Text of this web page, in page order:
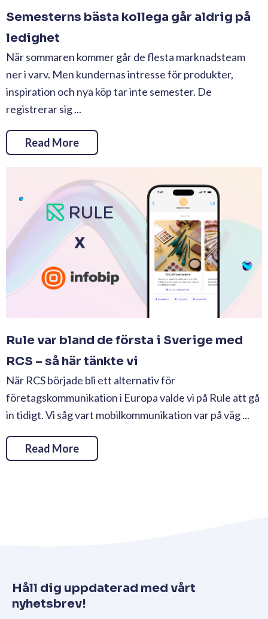
Semesterns bästa kollega går aldrig på
ledighet
När sommaren kommer går de flesta marknadsteam
ner i varv. Men kundernas intresse för produkter,
inspiration och nya köp tar inte semester. De
registrerar sig ...
Read More
Rule var bland de första i Sverige med
RCS – så här tänkte vi
När RCS började bli ett alternativ för
företagskommunikation i Europa valde vi på Rule att gå
in tidigt. Vi såg vart mobilkommunikation var på väg ...
Read More
Håll dig uppdaterad med vårt
nyhetsbrev!